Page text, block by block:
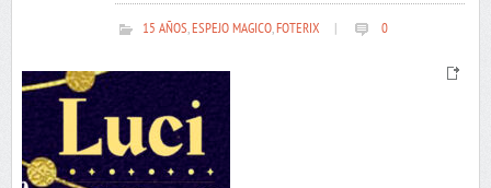
15 AÑOS,ESPEJO MAGICO,FOTERIX 0